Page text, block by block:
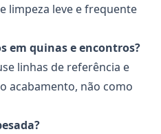
limpeza leve e frequente
em quinas e encontros?
linhas de referência e
acabamento, não como